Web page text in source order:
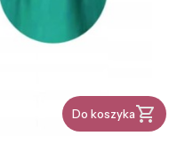
Do koszyka